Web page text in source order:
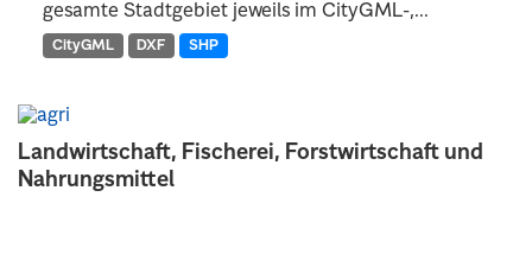
Landwirtschaft, Fischerei, Forstwirtschaft und
Nahrungsmittel
gesamte Stadtgebiet jeweils im CityGML-,...
CityGML DXF SHP